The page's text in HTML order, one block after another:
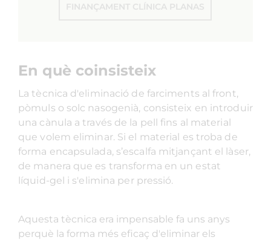
FINANÇAMENT CLÍNICA PLANAS
En què coinsisteix
La tècnica d'eliminació de farciments al front,
pòmuls o solc nasogenià, consisteix en introduir
una cànula a través de la pell fins al material
que volem eliminar. Si el material es troba de
forma encapsulada, s’escalfa mitjançant el làser,
de manera que es transforma en un estat
líquid-gel i s'elimina per pressió.
Aquesta tècnica era impensable fa uns anys
perquè la forma més eficaç d'eliminar els